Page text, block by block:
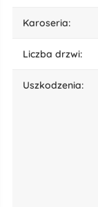
karoseria:
liczba drzwi:
uszkodzenia: